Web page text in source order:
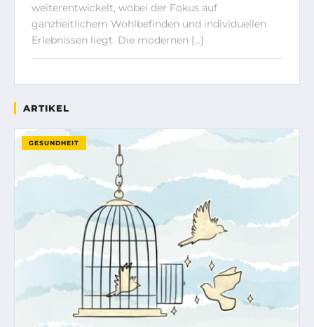
weiterentwickelt, wobei der Fokus auf
ganzheitlichem Wohlbefinden und individuellen
Erlebnissen liegt. Die modernen […]
ARTIKEL
GESUNDHEIT